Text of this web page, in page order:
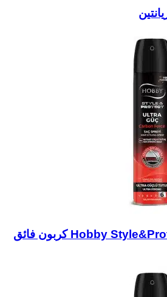
بخاخ الشعر Hobby Style&Protect كربون فائق